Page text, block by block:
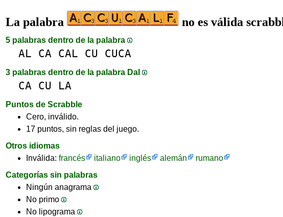
La palabra no es válida
5 palabras dentro de la palabra
AL CA CAL CU CUCA
3 palabras dentro de la palabra DaI
CA CU LA
Puntos de Scrabble
Cero, inválido.
17 puntos, sin reglas del juego.
Otros idiomas
Inválida: francés italiano inglés alemán
rumano
Categorías sin palabras
Ningún anagrama
No primo
No lipograma